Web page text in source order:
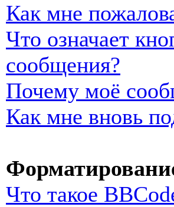
Как мне
Что означает
сообщения?
Почему моё
Как мне вновь
Что такое